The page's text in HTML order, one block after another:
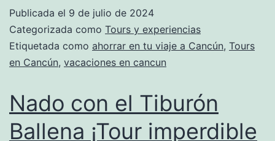
Publicada el 9 de julio de 2024
Categorizada como Tours y experiencias
Etiquetada como ahorrar en tu viaje a Cancún, Tours
en Cancún, vacaciones en cancun
Nado con el Tiburón
Ballena ¡Tour imperdible